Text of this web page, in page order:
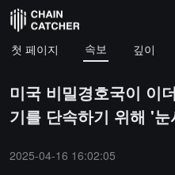
첫 페이지 속보 깊이
미국 비밀경호국이 이
기를 단속하기 위해 '
2025-04-16 16:02:05